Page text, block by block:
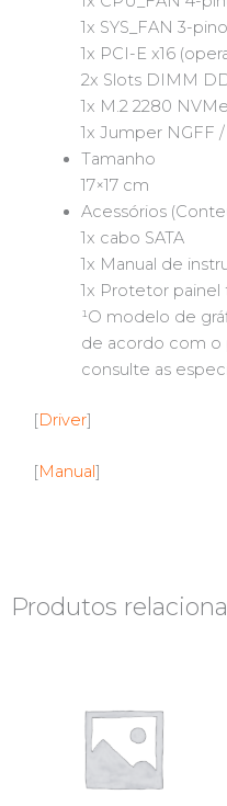
1x SYS_FAN 3-
1x PCI-E x16
2x Slots DIMM
1x M.2 2280 NVMe
1x Jumper NGFF
Tamanho
17×17 cm
Acessórios
1x cabo SATA
1x Manual de
1x Protetor painel
¹O modelo de
de acordo com o
consulte as
[Driver]
[Manual]
Produtos